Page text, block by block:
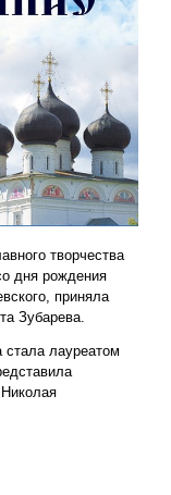
творчества
дня рождения
приняла
Зубарева.
лауреатом